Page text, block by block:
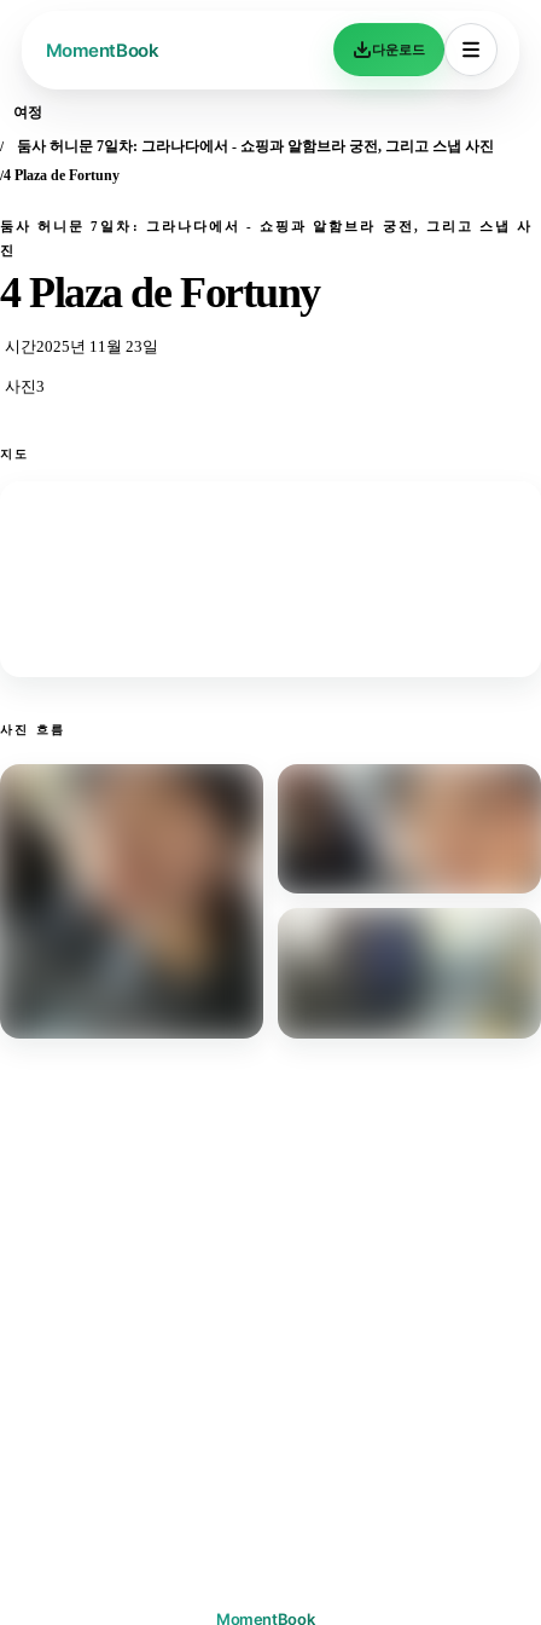
다운로드
여정
둠사 허니문 7일차: 그라나다에서 - 쇼핑과 알함브라 궁전, 그리고 스냅 사진
4 Plaza de Fortuny
둠사 허니문 7일차: 그라나다에서 - 쇼핑과 알함브라 궁전, 그리고 스냅 사
진
4 Plaza de Fortuny
시간2025년 11월 23일
사진3
지도
사진 흐름